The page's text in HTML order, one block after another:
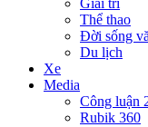
Giải trí
Thể thao
Đời sống
Du lịch
Xe
Media
Công luận
Rubik 360